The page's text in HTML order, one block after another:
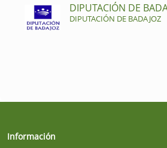
DIPUTACIÓN DE
DIPUTACIÓN DE BADAJOZ
Información